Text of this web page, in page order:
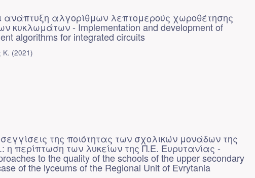
ανάπτυξη αλγορίθμων λεπτομερούς χωροθέτησης
κυκλωμάτων - Implementation and development of
algorithms for integrated circuits
Κ. (2021)
της ποιότητας των σχολικών μονάδων της
η περίπτωση των λυκείων της Π.Ε. Ευρυτανίας -
to the quality of the schools of the upper secondary
of the lyceums of the Regional Unit of Evrytania